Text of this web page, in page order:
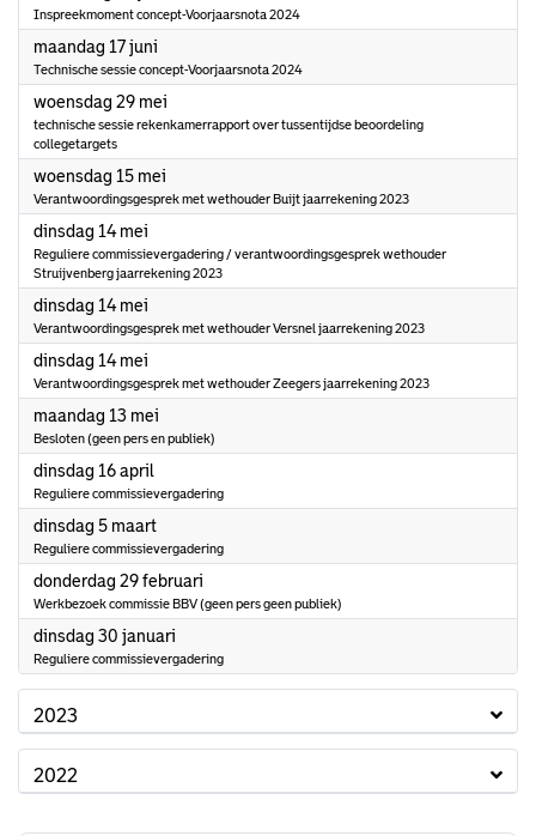
Inspreekmoment concept-Voorjaarsnota 2024
maandag 17 juni
Technische sessie concept-Voorjaarsnota 2024
woensdag 29 mei
technische sessie rekenkamerrapport over tussentijdse beoordeling
collegetargets
woensdag 15 mei
Verantwoordingsgesprek met wethouder Buijt jaarrekening 2023
dinsdag 14 mei
Reguliere commissievergadering / verantwoordingsgesprek wethouder
Struijvenberg jaarrekening 2023
dinsdag 14 mei
Verantwoordingsgesprek met wethouder Versnel jaarrekening 2023
dinsdag 14 mei
Verantwoordingsgesprek met wethouder Zeegers jaarrekening 2023
maandag 13 mei
Besloten (geen pers en publiek)
dinsdag 16 april
Reguliere commissievergadering
dinsdag 5 maart2024
Reguliere commissievergadering
donderdag 29 februari
Werkbezoek commissie BBV (geen pers geen publiek)
dinsdag 30 januari
Reguliere commissievergadering
2023
2022